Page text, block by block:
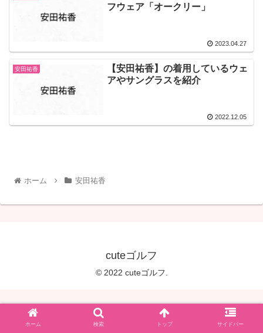
フウェア「オークリー」
2023.04.27
安田祐香
【安田祐香】の着用しているウェ
アやサングラスを紹介
2022.12.05
ホーム 安田祐香
cuteゴルフ
© 2022 cuteゴルフ.
ホーム 検索 トップ サイドバー